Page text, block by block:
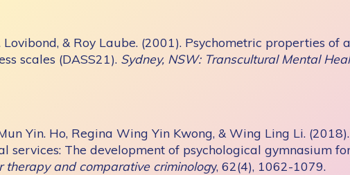
& Roy Laube. (2001). Psychometric properties of
scales (DASS21). Sydney, NSW: Transcultural Mental
Yin. Ho, Regina Wing Yin Kwong, & Wing Ling Li.
services: The development of psychological gymnasium
therapy and comparative criminology, 62(4), 1062-1079.